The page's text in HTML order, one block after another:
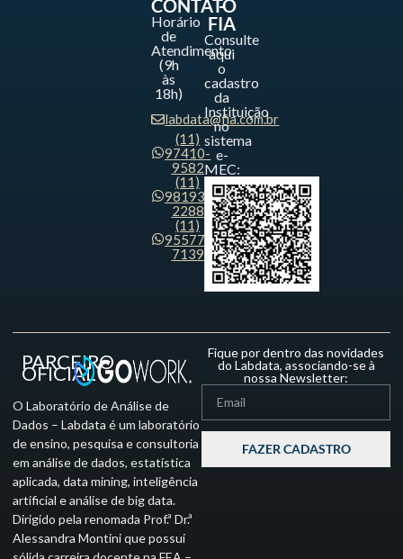
CONTATO
Horário
de
Atendimento
(9h
às
18h)
labdata@fia.com.br
(11)
97410-
9582
(11)
98193-
2288
(11)
95577-
7139
-
FIA
Consulte
aqui
o
cadastro
da
Instituição
no
sistema
e-
MEC:
PARCEIRO
OFICIAL
O Laboratório de Análise de
Dados – Labdata é um laboratório
de ensino, pesquisa e consultoria
em análise de dados, estatística
aplicada, data mining, inteligência
artificial e análise de big data.
Dirigido pela renomada Prof.ª Dr.ª
Alessandra Montini que possui
Fique por dentro das novidades
do Labdata, associando-se à
nossa Newsletter:
FAZER CADASTRO